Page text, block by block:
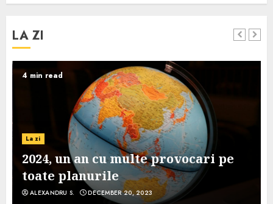
LA ZI
4 min read
La zi
2024, un an cu multe provocari pe
toate planurile
ALEXANDRU S. DECEMBER 20, 2023